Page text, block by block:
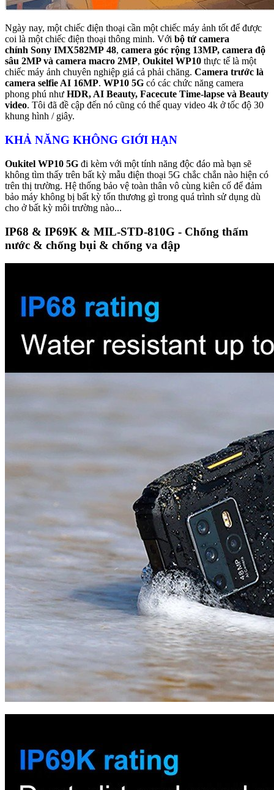
Ngày nay, một chiếc điện thoại cần một chiếc máy ảnh tốt để được
coi là một chiếc điện thoại thông minh. Với bộ tứ camera
chính Sony IMX582MP 48, camera góc rộng 13MP, camera độ
sâu 2MP và camera macro 2MP, Oukitel WP10 thực tế là một
chiếc máy ảnh chuyên nghiệp giá cả phải chăng. Camera trước là
camera selfie AI 16MP. WP10 5G có các chức năng camera
phong phú như HDR, AI Beauty, Facecute Time-lapse và Beauty
video. Tôi đã đề cập đến nó cũng có thể quay video 4k ở tốc độ 30
khung hình / giây.
KHẢ NĂNG KHÔNG GIỚI HẠN
Oukitel WP10 5G đi kèm với một tính năng độc đáo mà bạn sẽ
không tìm thấy trên bất kỳ mẫu điện thoại 5G chắc chắn nào hiện có
trên thị trường. Hệ thống bảo vệ toàn thân vô cùng kiên cố để đảm
bảo máy không bị bất kỳ tổn thương gì trong quá trình sử dụng dù
cho ở bất kỳ môi trường nào...
IP68 & IP69K & MIL-STD-810G - Chống thấm
nước & chống bụi & chống va đập